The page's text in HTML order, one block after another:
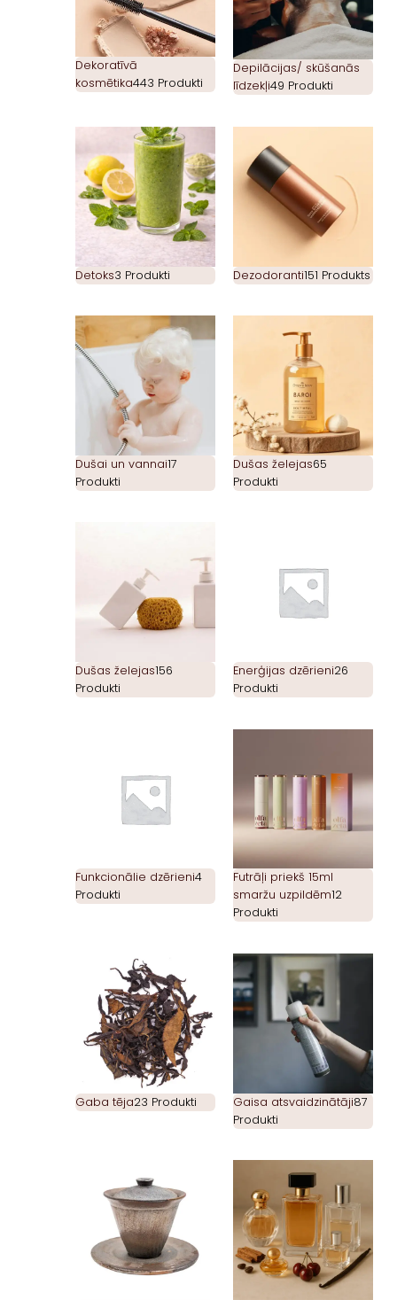
Dekoratīvā
kosmētika443 Produkti
Depilācijas/ skūšanās
līdzekļi49 Produkti
Detoks3 Produkti Dezodoranti151 Produkts
Dušai un vannai17
Produkti
Dušas želejas65
Produkti
Dušas želejas156
Produkti
Enerģijas dzērieni26
Produkti
Funkcionālie dzērieni4
Produkti
Futrāļi priekš 15ml
smaržu uzpildēm12
Produkti
Gaba tēja23 Produkti Gaisa atsvaidzinātāji87
Produkti